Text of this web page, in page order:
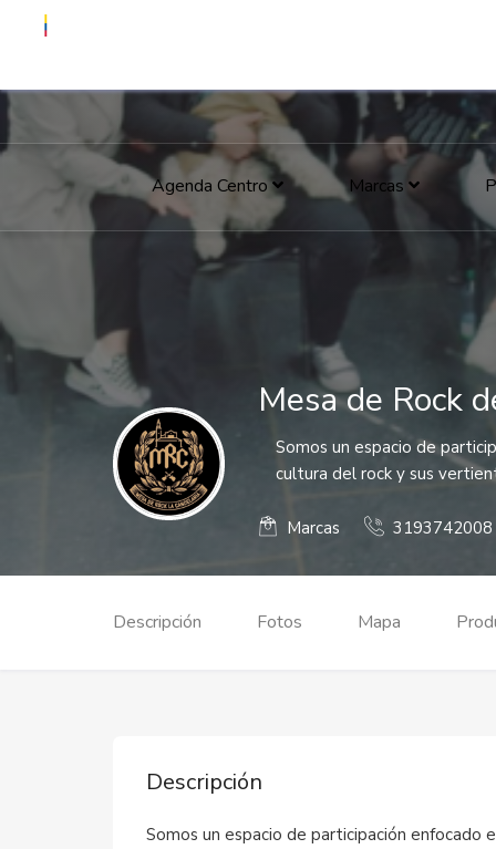
Agenda Centro Marcas
Mesa de Rock
Somos un espacio de
cultura del rock y sus
Marcas 3193742008
Descripción Fotos Mapa
Descripción
Somos un espacio de participación